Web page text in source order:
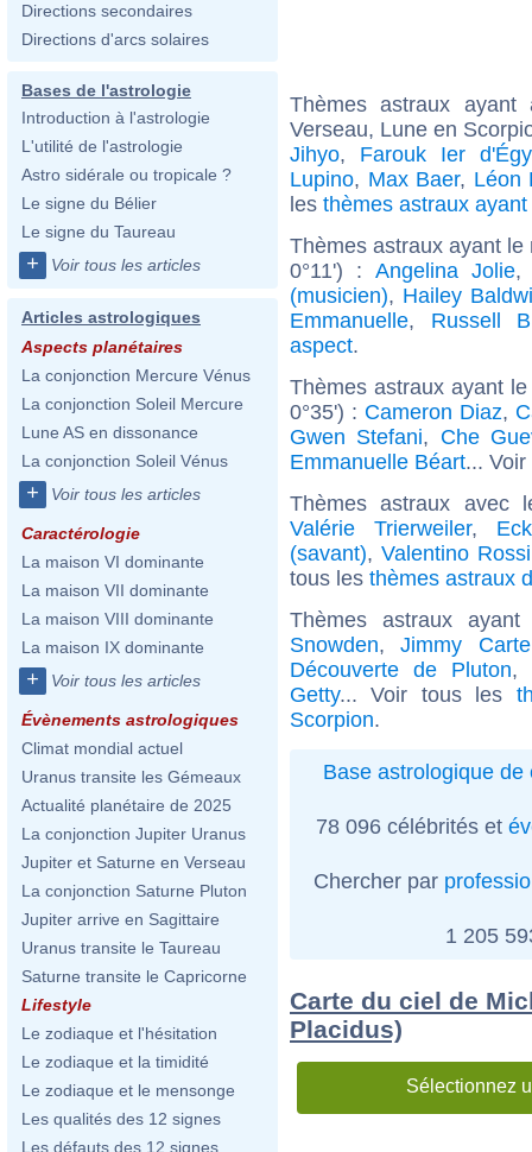
Directions secondaires
Directions d'arcs solaires
Bases de l'astrologie
Introduction à l'astrologie
L'utilité de l'astrologie
Astro sidérale ou tropicale ?
Le signe du Bélier
Le signe du Taureau
+ Voir tous les articles
Articles astrologiques
Aspects planétaires
La conjonction Mercure Vénus
La conjonction Soleil Mercure
Lune AS en dissonance
La conjonction Soleil Vénus
+ Voir tous les articles
Caractérologie
La maison VI dominante
La maison VII dominante
La maison VIII dominante
La maison IX dominante
+ Voir tous les articles
Évènements astrologiques
Climat mondial actuel
Uranus transite les Gémeaux
Actualité planétaire de 2025
La conjonction Jupiter Uranus
Jupiter et Saturne en Verseau
La conjonction Saturne Pluton
Jupiter arrive en Sagittaire
Uranus transite le Taureau
Saturne transite le Capricorne
Lifestyle
Le zodiaque et l'hésitation
Le zodiaque et la timidité
Le zodiaque et le mensonge
Les qualités des 12 signes
Les défauts des 12 signes
Thèmes astraux
Verseau, Lune en
Jihyo, Farouk Ier
Lupino, Max Baer, Léon
les thèmes astraux
Thèmes astraux ayant
0°11') : Angelina Jolie
(musicien), Hailey
Emmanuelle, Russell
aspect.
Thèmes astraux ayant
0°35') : Cameron Diaz,
Gwen Stefani, Che
Emmanuelle Béart...
Thèmes astraux avec
Valérie Trierweiler,
(savant),Valentino Rossi
tous les thèmes astraux
Thèmes astraux
Snowden,Jimmy
Découverte de Pluton,
Getty... Voir tous les
Scorpion.
Base astrologique de
78 096 célébrités et
Chercher par
1 205
Carte du ciel de
Placidus)
Sélectionnez